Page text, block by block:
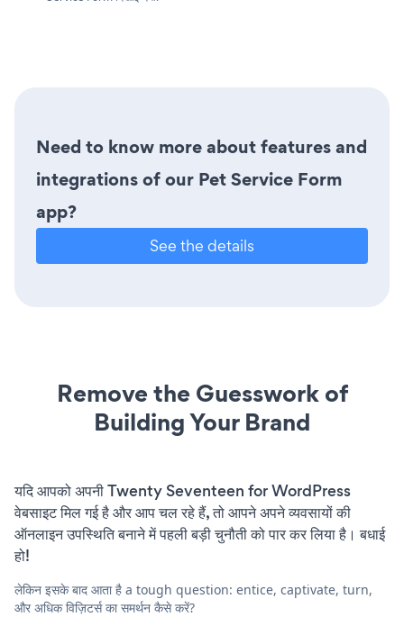
Need to know more about features and
integrations of our Pet Service Form
app?
See the details
Remove the Guesswork of
Building Your Brand
यदि आपको अपनी Twenty Seventeen for WordPress
वेबसाइट मिल गई है और आप चल रहे हैं, तो आपने अपने व्यवसायों की
ऑनलाइन उपस्थिति बनाने में पहली बड़ी चुनौती को पार कर लिया है। बधाई
हो!
लेकिन इसके बाद आता है a tough question: entice, captivate, turn,
और अधिक विज़िटर्स का समर्थन कैसे करें?